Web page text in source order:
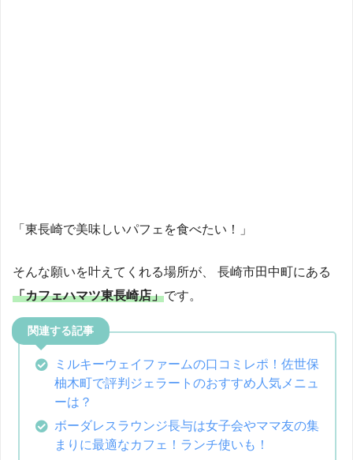
「東長崎で美味しいパフェを食べたい！」
そんな願いを叶えてくれる場所が、 長崎市田中町にある
「カフェハマツ東長崎店」です。
ミルキーウェイファームの口コミレポ！佐世保
柚木町で評判ジェラートのおすすめ人気メニュ
ーは？
ボーダレスラウンジ長与は女子会やママ友の集
まりに最適なカフェ！ランチ使いも！